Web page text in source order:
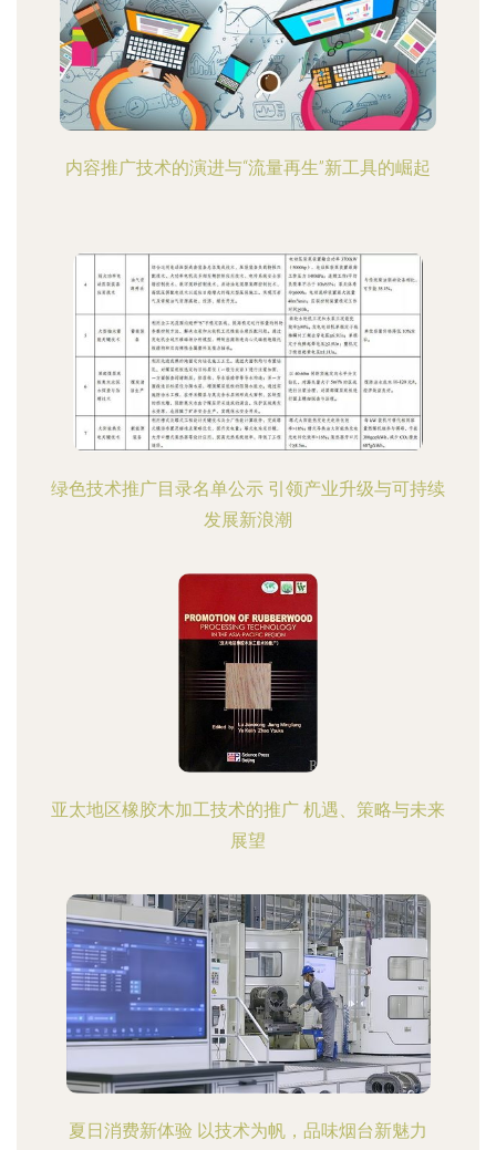
内容推广技术的演进与“流量再生”新工具的崛起
绿色技术推广目录名单公示 引领产业升级与可持续
发展新浪潮
亚太地区橡胶木加工技术的推广 机遇、策略与未来
展望
夏日消费新体验 以技术为帆，品味烟台新魅力